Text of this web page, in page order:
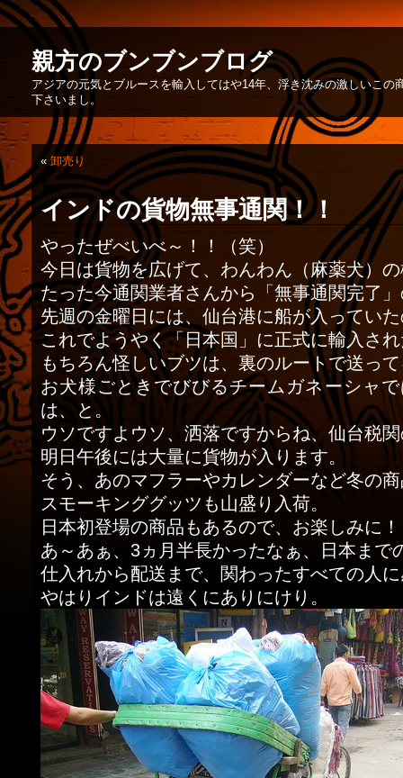
親方のブンブンブログ
アジアの元気とブルースを輸入してはや14年、浮き沈みの激しいこ
下さいまし。
«卸売り
インドの貨物無事通関！！
やったぜべいべ～！！（笑）
今日は貨物を広げて、わんわん（麻薬犬）
たった今通関業者さんから「無事通関完了
先週の金曜日には、仙台港に船が入ってい
これでようやく「日本国」に正式に輸入さ
もちろん怪しいブツは、裏のルートで送っ
お犬様ごときでびびるチームガネーシャ
は、と。
ウソですよウソ、洒落ですからね、仙台税
明日午後には大量に貨物が入ります。
そう、あのマフラーやカレンダーなど冬の
スモーキンググッツも山盛り入荷。
日本初登場の商品もあるので、お楽しみに
あ～あぁ、3ヵ月半長かったなぁ、日本まで
仕入れから配送まで、関わったすべての人
やはりインドは遠くにありにけり。